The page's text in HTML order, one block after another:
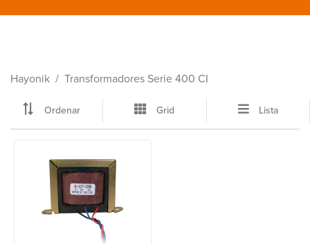
Hayonik Transformadores Serie 400 CI
Ordenar Grid Lista